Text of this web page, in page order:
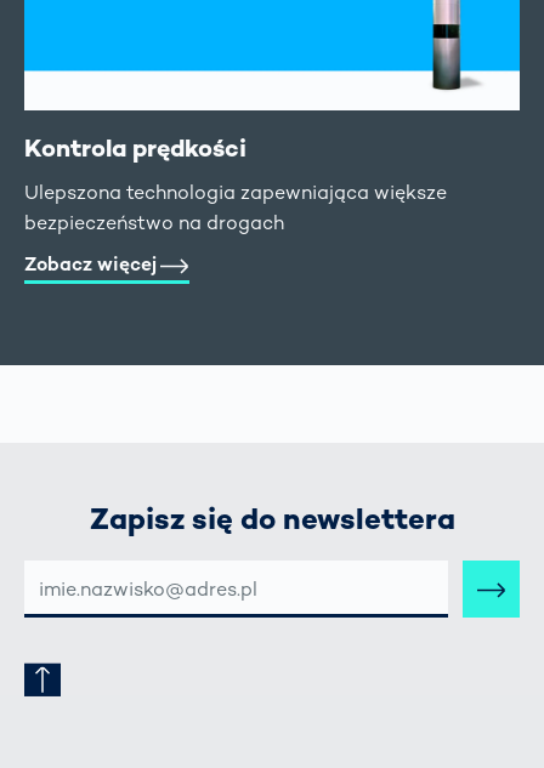
Kontrola prędkości
Ulepszona technologia zapewniająca większe
bezpieczeństwo na drogach
Zobacz więcej
Zapisz się do newslettera
MAIL-
ADRESSE